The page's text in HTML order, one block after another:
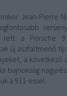
Jean-Pierre
lett a Porsche
új aszfaltmenő
a következő
bajnokság
a 911-essel.